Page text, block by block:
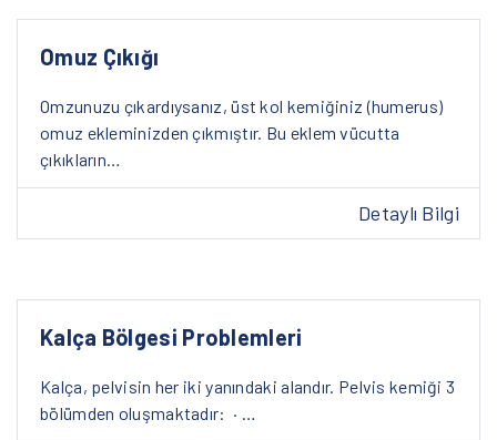
Omuz Çıkığı
Omzunuzu çıkardıysanız, üst kol kemiğiniz (humerus)
omuz ekleminizden çıkmıştır. Bu eklem vücutta
çıkıkların…
Detaylı Bilgi
Kalça Bölgesi Problemleri
Kalça, pelvisin her iki yanındaki alandır. Pelvis kemiği 3
bölümden oluşmaktadır: · …